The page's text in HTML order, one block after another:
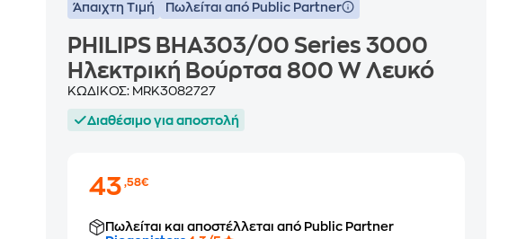
Άπαιχτη Τιμή Πωλείται από Public Partner
PHILIPS BHA303/00 Series 3000
Ηλεκτρική Βούρτσα 800 W Λευκό
ΚΩΔΙΚΟΣ: MRK3082727
Διαθέσιμο για αποστολή
43,58€
Πωλείται και αποστέλλεται από Public Partner